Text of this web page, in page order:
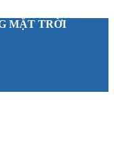
MẶT TRỜI